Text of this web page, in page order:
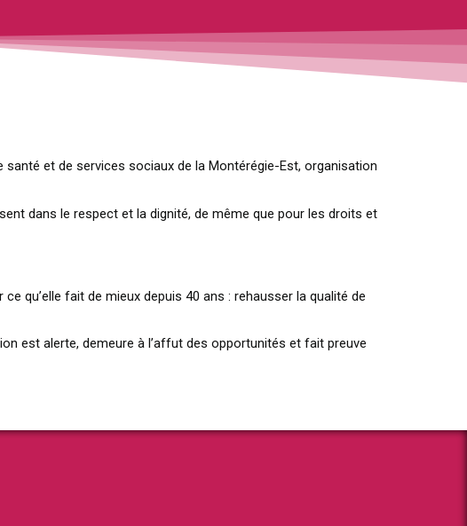
santé et de services sociaux de la Montérégie-Est, organisation
dans le respect et la dignité, de même que pour les droits et
qu’elle fait de mieux depuis 40 ans : rehausser la qualité de
est alerte, demeure à l’affut des opportunités et fait preuve